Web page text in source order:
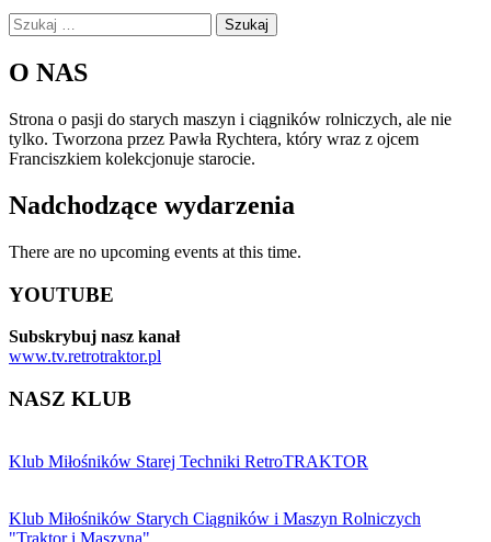
Szukaj:
O NAS
Strona o pasji do starych maszyn i ciągników rolniczych, ale nie
tylko. Tworzona przez Pawła Rychtera, który wraz z ojcem
Franciszkiem kolekcjonuje starocie.
Nadchodzące wydarzenia
There are no upcoming events at this time.
YOUTUBE
Subskrybuj nasz kanał
www.tv.retrotraktor.pl
NASZ KLUB
Klub Miłośników Starej Techniki RetroTRAKTOR
Klub Miłośników Starych Ciągników i Maszyn Rolniczych
"Traktor i Maszyna"